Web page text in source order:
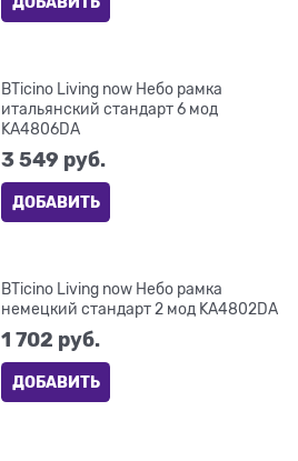
BTicino Living now Небо рамка
итальянский стандарт 6 мод
KA4806DA
3 549 руб.
ДОБАВИТЬ
BTicino Living now Небо рамка
немецкий стандарт 2 мод KA4802DA
1 702 руб.
ДОБАВИТЬ